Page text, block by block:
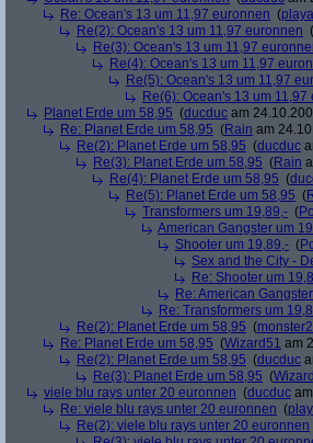
Re: Ocean's 13 um 11,97 euronnen (
Re(2): Ocean's 13 um 11,97 euronnen (
Re(3): Ocean's 13 um 11,97
Re(4): Ocean's 13 um 11,97
Re(5): Ocean's 13 um 11,97
Re(6): Ocean's 13 um 11,97
Planet Erde um 58,95 (ducduc am
Re: Planet Erde um 58,95 (Rain am
Re(2): Planet Erde um 58,95 (ducduc
Re(3): Planet Erde um 58,95 (Rain
Re(4): Planet Erde um 58,95 (
Re(5): Planet Erde um 58,95 (
Transformers um 19,89,- (
American Gangster um
Shooter um 19,89,- (
Sex and the City -
Re: Shooter um
Re: American
Re: Transformers um
Re(2): Planet Erde um 58,95 (
Re: Planet Erde um 58,95 (Wizard51 am
Re(2): Planet Erde um 58,95 (ducduc
Re(3): Planet Erde um 58,95 (
viele blu rays unter 20 euronnen (ducduc
Re: viele blu rays unter 20 euronnen (
Re(2): viele blu rays unter 20 euronnen